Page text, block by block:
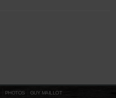
PHOTOS
GUY MAILLOT